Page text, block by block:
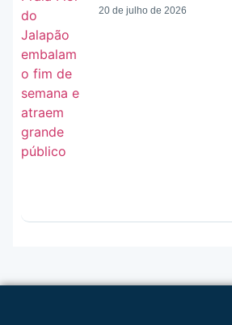
20 de julho de 2026